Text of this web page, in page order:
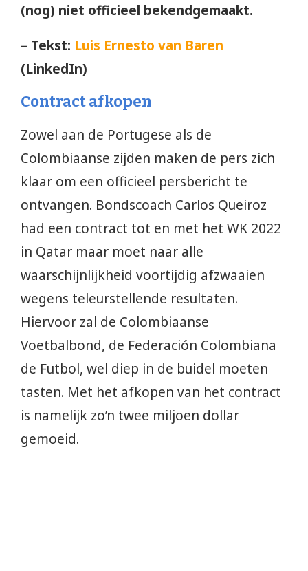
(nog) niet officieel bekendgemaakt.
– Tekst: Luis Ernesto van Baren
(LinkedIn)
Contract afkopen
Zowel aan de Portugese als de
Colombiaanse zijden maken de pers zich
klaar om een officieel persbericht te
ontvangen. Bondscoach Carlos Queiroz
had een contract tot en met het WK 2022
in Qatar maar moet naar alle
waarschijnlijkheid voortijdig afzwaaien
wegens teleurstellende resultaten.
Hiervoor zal de Colombiaanse
Voetbalbond, de Federación Colombiana
de Futbol, wel diep in de buidel moeten
tasten. Met het afkopen van het contract
is namelijk zo’n twee miljoen dollar
gemoeid.